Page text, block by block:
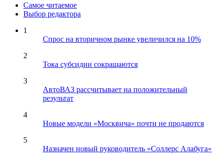
Самое читаемое
Выбор редактора
1
Спрос на вторичном рынке увеличился на 10%
2
Тока субсидии сокращаются
3
АвтоВАЗ рассчитывает на положительный
результат
4
Новые модели «Москвича» почти не продаются
5
Назначен новый руководитель «Соллерс Алабуга»